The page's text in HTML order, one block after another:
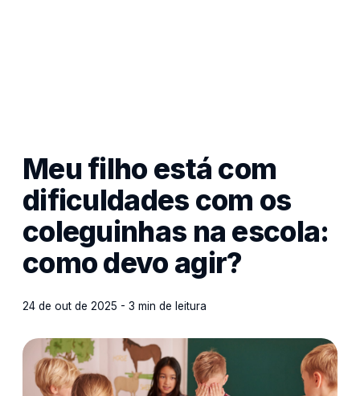
Meu filho está com
dificuldades com os
coleguinhas na escola:
como devo agir?
24 de out de 2025 - 3 min de leitura